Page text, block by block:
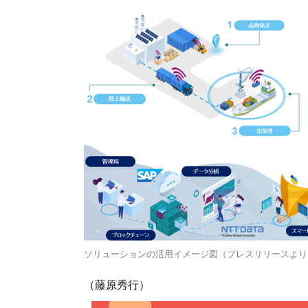
ソリューションの活用イメージ図（プレスリリースよ
（藤原秀行）